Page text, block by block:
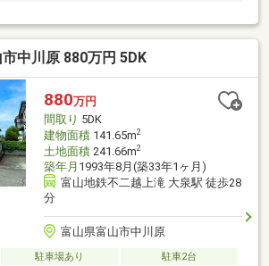
中川原 880万円 5DK
880万円
間取り 5DK
建物面積141.65m2
土地面積241.66m2
築年月 1993年8月(築33年1ヶ月)
富山地鉄不二越上滝 大泉駅 徒歩28
分
富山県富山市中川原
駐車場あり
駐車2台